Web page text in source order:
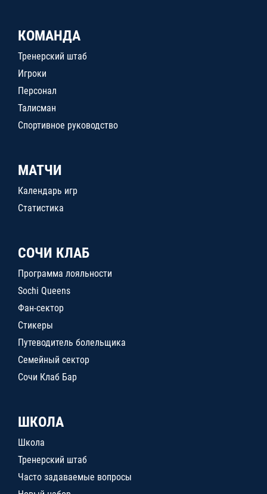
КОМАНДА
Тренерский штаб
Игроки
Персонал
Талисман
Спортивное руководство
МАТЧИ
Календарь игр
Статистика
СОЧИ КЛАБ
Программа лояльности
Sochi Queens
Фан-сектор
Стикеры
Путеводитель болельщика
Семейный сектор
Сочи Клаб Бар
ШКОЛА
Школа
Тренерский штаб
Часто задаваемые вопросы